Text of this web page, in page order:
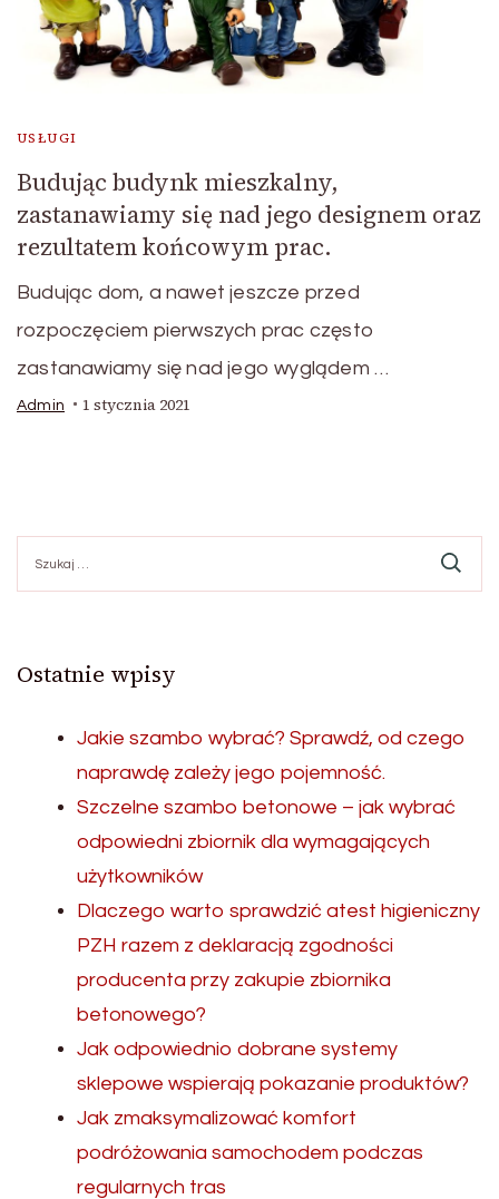
USŁUGI
Budując budynk mieszkalny,
zastanawiamy się nad jego designem oraz
rezultatem końcowym prac.
Budując dom, a nawet jeszcze przed
rozpoczęciem pierwszych prac często
zastanawiamy się nad jego wyglądem …
Admin 1 stycznia 2021
Ostatnie wpisy
Jakie szambo wybrać? Sprawdź, od czego
naprawdę zależy jego pojemność.
Szczelne szambo betonowe – jak wybrać
odpowiedni zbiornik dla wymagających
użytkowników
Dlaczego warto sprawdzić atest higieniczny
PZH razem z deklaracją zgodności
producenta przy zakupie zbiornika
betonowego?
Jak odpowiednio dobrane systemy
sklepowe wspierają pokazanie produktów?
Jak zmaksymalizować komfort
podróżowania samochodem podczas
regularnych tras